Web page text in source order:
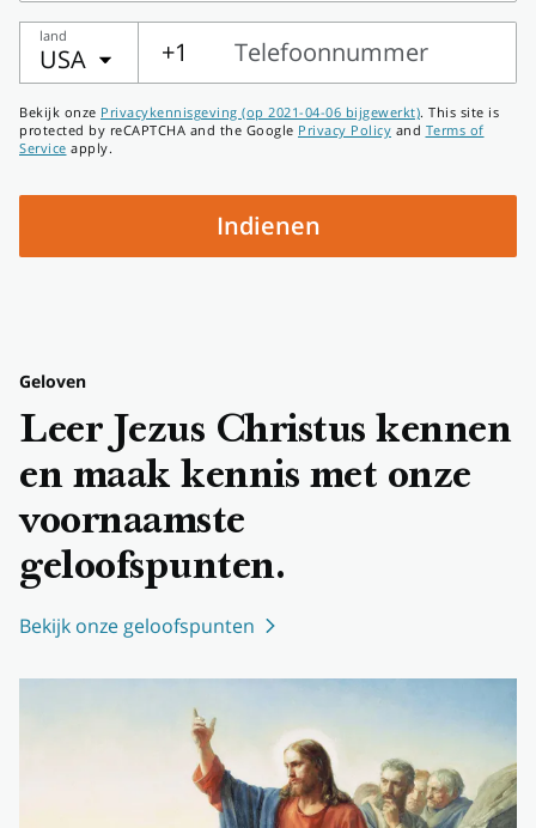
Adres
land
USA +1
Telefoonnummer
Telefoonnummer
Bekijk onze Privacykennisgeving (op 2021-04-06 bijgewerkt). This site is
protected by reCAPTCHA and the Google Privacy Policy and Terms of
Service apply.
Indienen
Geloven
Leer Jezus Christus kennen
en maak kennis met onze
voornaamste
geloofspunten.
Bekijk onze geloofspunten